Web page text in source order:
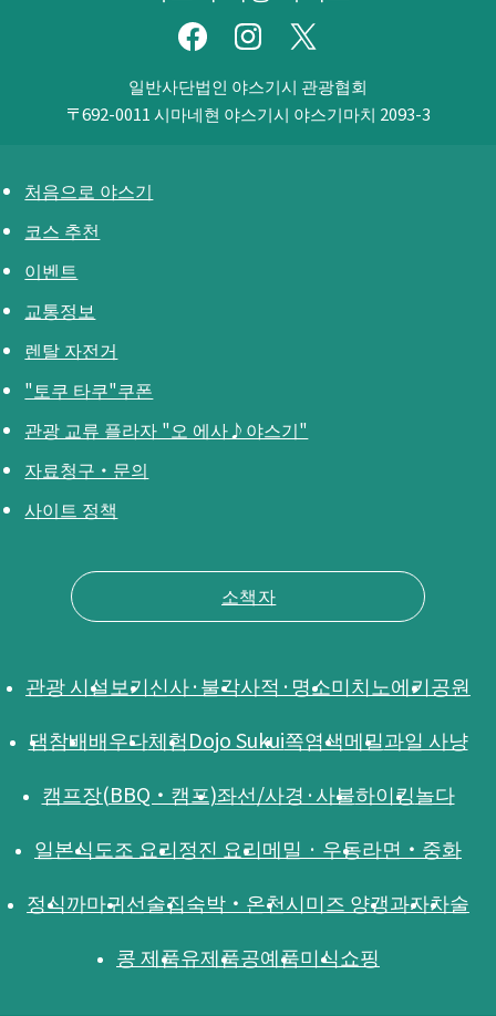
일반사단법인 야스기시 관광협회
〒692-0011 시마네현 야스기시 야스기마치 2093-3
처음으로 야스기
코스 추천
이벤트
교통정보
렌탈 자전거
"토쿠 타쿠"쿠폰
관광 교류 플라자 "오 에사♪야스기"
자료청구・문의
사이트 정책
소책자
관광 시설보기신사·불각사적·명소미치노에키공원
댐참배배우다체험Dojo Sukui쪽염색메밀과일 사냥
캠프장(BBQ・캠프)좌선/사경·사불하이킹놀다
일본식도조 요리정진 요리메밀 · 우동라면・중화
정식까마귀선술집숙박・온천시미즈 양갱과자차술
콩 제품유제품공예품미식쇼핑